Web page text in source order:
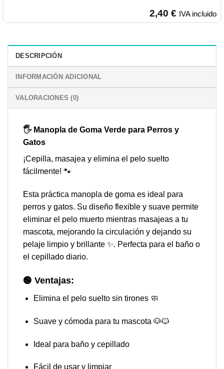
2,40 € IVA incluido
DESCRIPCIÓN
INFORMACIÓN ADICIONAL
VALORACIONES (0)
🖐️ Manopla de Goma Verde para Perros y
Gatos
¡Cepilla, masajea y elimina el pelo suelto
fácilmente! 🐾
Esta práctica manopla de goma es ideal para
perros y gatos. Su diseño flexible y suave permite
eliminar el pelo muerto mientras masajeas a tu
mascota, mejorando la circulación y dejando su
pelaje limpio y brillante ✨. Perfecta para el baño o
el cepillado diario.
🟢 Ventajas:
Elimina el pelo suelto sin tirones 🧼
Suave y cómoda para tu mascota 🐶🐱
Ideal para baño y cepillado
Fácil de usar y limpiar